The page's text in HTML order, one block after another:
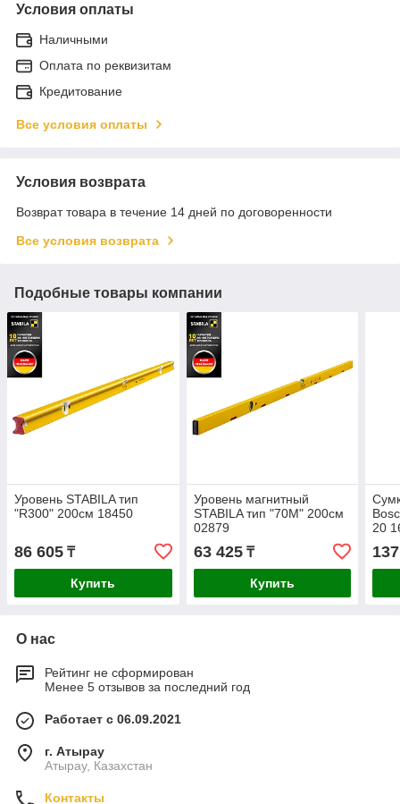
Условия оплаты
Наличными
Оплата по реквизитам
Кредитование
Все условия оплаты
Условия возврата
Возврат товара в течение 14 дней по договоренности
Все условия возврата
Подобные товары компании
Уровень STABILA тип
"R300" 200см 18450
86 605 ₸
Купить
Уровень магнитный
STABILA тип "70М" 200см
02879
63 425₸
Купить
20
О нас
Рейтинг не сформирован
Менее 5 отзывов за последний год
Работает с 06.09.2021
г. Атырау
Атырау, Казахстан
Контакты